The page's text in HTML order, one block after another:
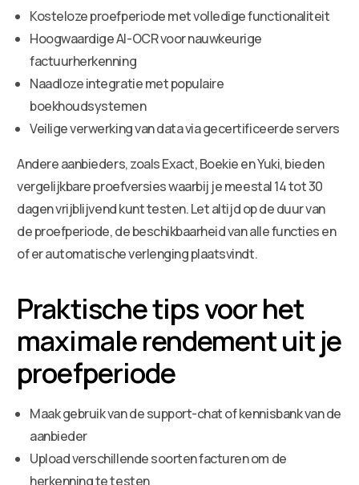
Kosteloze proefperiode met volledige functionaliteit
Hoogwaardige AI-OCR voor nauwkeurige
factuurherkenning
Naadloze integratie met populaire
boekhoudsystemen
Veilige verwerking van data via gecertificeerde servers
Andere aanbieders, zoals Exact, Boekie en Yuki, bieden
vergelijkbare proefversies waarbij je meestal 14 tot 30
dagen vrijblijvend kunt testen. Let altijd op de duur van
de proefperiode, de beschikbaarheid van alle functies en
of er automatische verlenging plaatsvindt.
Praktische tips voor het
maximale rendement uit je
proefperiode
Maak gebruik van de support-chat of kennisbank van de
aanbieder
Upload verschillende soorten facturen om de
herkenning te testen